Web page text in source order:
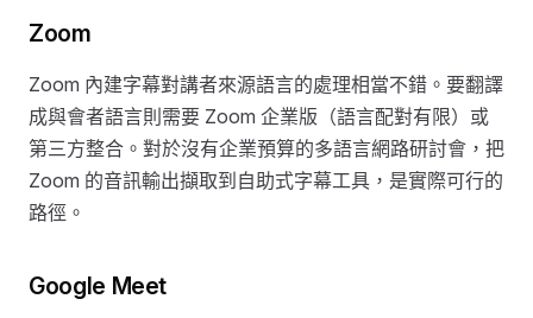
Zoom
Zoom 內建字幕對講者來源語言的處理相當不錯。要翻譯
成與會者語言則需要 Zoom 企業版（語言配對有限）或
第三方整合。對於沒有企業預算的多語言網路研討會，把
Zoom 的音訊輸出擷取到自助式字幕工具，是實際可行的
路徑。
Google Meet